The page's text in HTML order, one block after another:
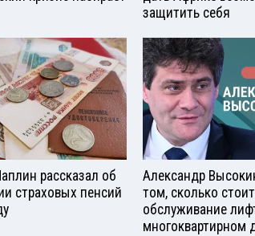
защитить себя
рассказал об
страховых пенсий
Александр
том, сколько стоит
обслуживание
многоквартирном